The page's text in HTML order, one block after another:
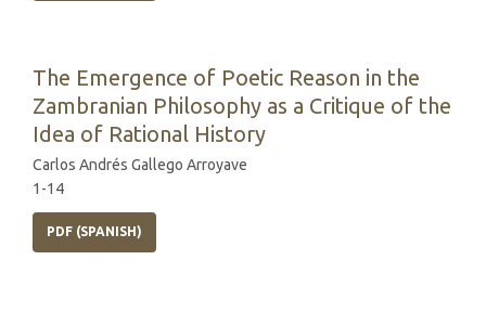
The Emergence of Poetic Reason in the
Zambranian Philosophy as a Critique of the
Idea of Rational History
Carlos Andrés Gallego Arroyave
1-14
PDF (SPANISH)